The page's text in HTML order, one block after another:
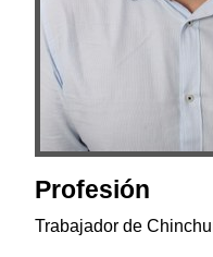
Profesión
Trabajador de